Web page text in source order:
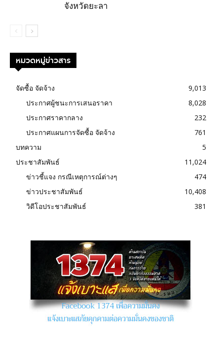
จังหวัดยะลา
หมวดหมู่ข่าวสาร
จัดซื้อ จัดจ้าง
9,013
ประกาศผู้ชนะการเสนอราคา
8,028
ประกาศราคากลาง
232
ประกาศแผนการจัดซื้อ จัดจ้าง
761
บทความ
5
ประชาสัมพันธ์
11,024
ข่าวชี้แจง กรณีเหตุการณ์ต่างๆ
474
ข่าวประชาสัมพันธ์
10,408
วิดีโอประชาสัมพันธ์
381